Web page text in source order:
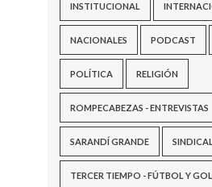
INSTITUCIONAL
NACIONALES PODCAST
POLÍTICA RELIGIÓN
ROMPECABEZAS - ENTREVISTAS
SARANDÍ GRANDE
TERCER TIEMPO - FÚTBOL Y